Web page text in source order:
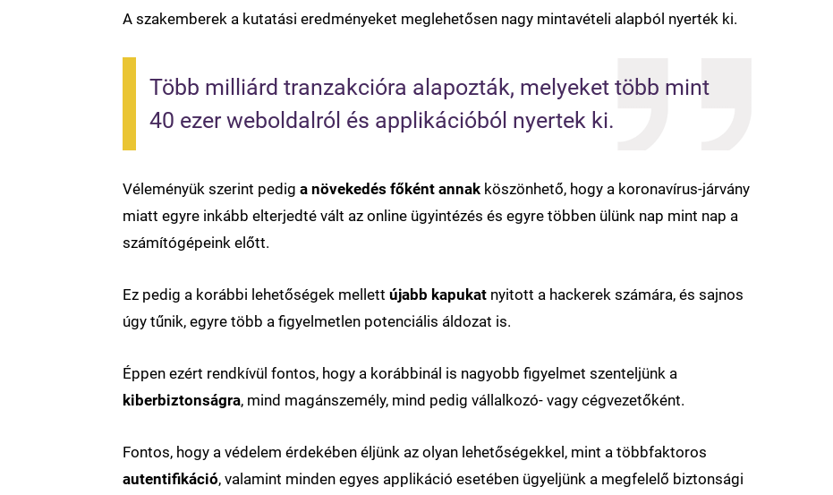
A szakemberek a kutatási eredményeket meglehetősen nagy mintavételi alapból nyerték ki.
Több milliárd tranzakcióra alapozták, melyeket több mint
40 ezer weboldalról és applikációból nyertek ki.
Véleményük szerint pedig a növekedés főként annak köszönhető, hogy a koronavírus-járvány
miatt egyre inkább elterjedté vált az online ügyintézés és egyre többen ülünk nap mint nap a
számítógépeink előtt.
Ez pedig a korábbi lehetőségek mellett újabb kapukat nyitott a hackerek számára, és sajnos
úgy tűnik, egyre több a figyelmetlen potenciális áldozat is.
Éppen ezért rendkívül fontos, hogy a korábbinál is nagyobb figyelmet szenteljünk a
kiberbiztonságra, mind magánszemély, mind pedig vállalkozó- vagy cégvezetőként.
Fontos, hogy a védelem érdekében éljünk az olyan lehetőségekkel, mint a többfaktoros
autentifikáció, valamint minden egyes applikáció esetében ügyeljünk a megfelelő biztonsági